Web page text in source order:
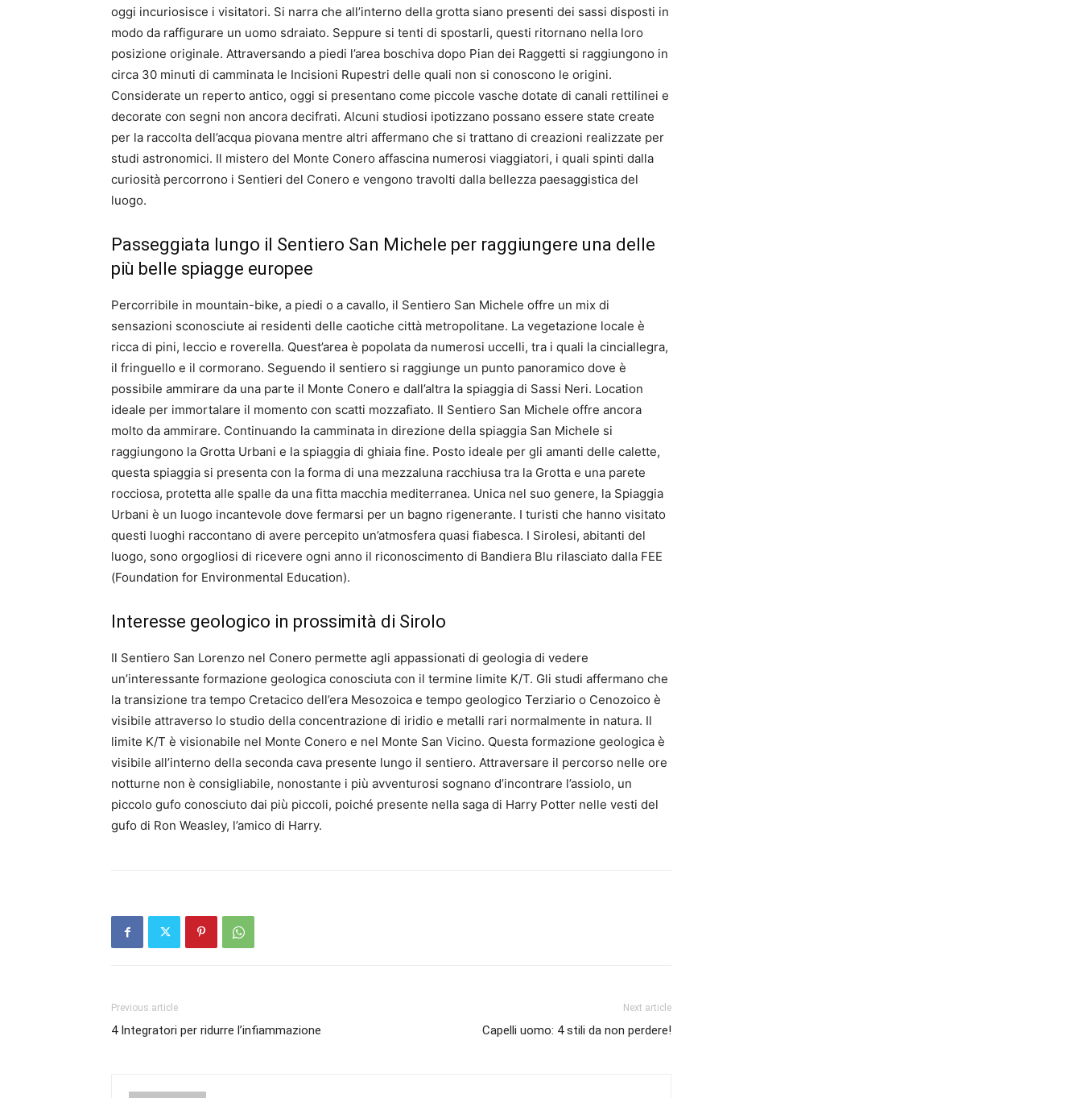
oggi incuriosisce i visitatori. Si narra che all’interno della grotta siano presenti dei sassi disposti in
modo da raffigurare un uomo sdraiato. Seppure si tenti di spostarli, questi ritornano nella loro
posizione originale. Attraversando a piedi l’area boschiva dopo Pian dei Raggetti si raggiungono in
circa 30 minuti di camminata le Incisioni Rupestri delle quali non si conoscono le origini.
Considerate un reperto antico, oggi si presentano come piccole vasche dotate di canali rettilinei e
decorate con segni non ancora decifrati. Alcuni studiosi ipotizzano possano essere state create
per la raccolta dell’acqua piovana mentre altri affermano che si trattano di creazioni realizzate per
studi astronomici. Il mistero del Monte Conero affascina numerosi viaggiatori, i quali spinti dalla
curiosità percorrono i Sentieri del Conero e vengono travolti dalla bellezza paesaggistica del
luogo.
Passeggiata lungo il Sentiero San Michele per raggiungere una delle
più belle spiagge europee
Percorribile in mountain-bike, a piedi o a cavallo, il Sentiero San Michele offre un mix di
sensazioni sconosciute ai residenti delle caotiche città metropolitane. La vegetazione locale è
ricca di pini, leccio e roverella. Quest’area è popolata da numerosi uccelli, tra i quali la cinciallegra,
il fringuello e il cormorano. Seguendo il sentiero si raggiunge un punto panoramico dove è
possibile ammirare da una parte il Monte Conero e dall’altra la spiaggia di Sassi Neri. Location
ideale per immortalare il momento con scatti mozzafiato. Il Sentiero San Michele offre ancora
molto da ammirare. Continuando la camminata in direzione della spiaggia San Michele si
raggiungono la Grotta Urbani e la spiaggia di ghiaia fine. Posto ideale per gli amanti delle calette,
questa spiaggia si presenta con la forma di una mezzaluna racchiusa tra la Grotta e una parete
rocciosa, protetta alle spalle da una fitta macchia mediterranea. Unica nel suo genere, la Spiaggia
Urbani è un luogo incantevole dove fermarsi per un bagno rigenerante. I turisti che hanno visitato
questi luoghi raccontano di avere percepito un’atmosfera quasi fiabesca. I Sirolesi, abitanti del
luogo, sono orgogliosi di ricevere ogni anno il riconoscimento di Bandiera Blu rilasciato dalla FEE
(Foundation for Environmental Education).
Interesse geologico in prossimità di Sirolo
Il Sentiero San Lorenzo nel Conero permette agli appassionati di geologia di vedere
un’interessante formazione geologica conosciuta con il termine limite K/T. Gli studi affermano che
la transizione tra tempo Cretacico dell’era Mesozoica e tempo geologico Terziario o Cenozoico è
visibile attraverso lo studio della concentrazione di iridio e metalli rari normalmente in natura. Il
limite K/T è visionabile nel Monte Conero e nel Monte San Vicino. Questa formazione geologica è
visibile all’interno della seconda cava presente lungo il sentiero. Attraversare il percorso nelle ore
notturne non è consigliabile, nonostante i più avventurosi sognano d’incontrare l’assiolo, un
piccolo gufo conosciuto dai più piccoli, poiché presente nella saga di Harry Potter nelle vesti del
gufo di Ron Weasley, l’amico di Harry.
Previous article
4 Integratori per ridurre l’infiammazione
Next article
Capelli uomo: 4 stili da non perdere!